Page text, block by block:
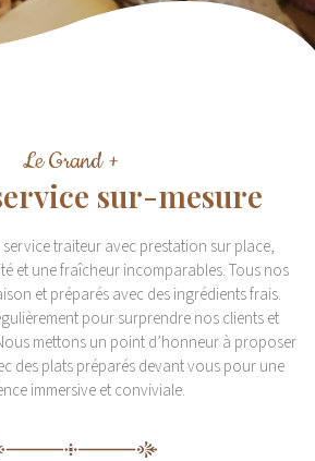
Le Grand +
sur-mesure
traiteur avec prestation sur place,
et une fraîcheur incomparables. Tous nos
et préparés avec des ingrédients frais.
pour surprendre nos clients et
mettons un point d’honneur à proposer
des plats préparés devant vous pour une
immersive et conviviale.